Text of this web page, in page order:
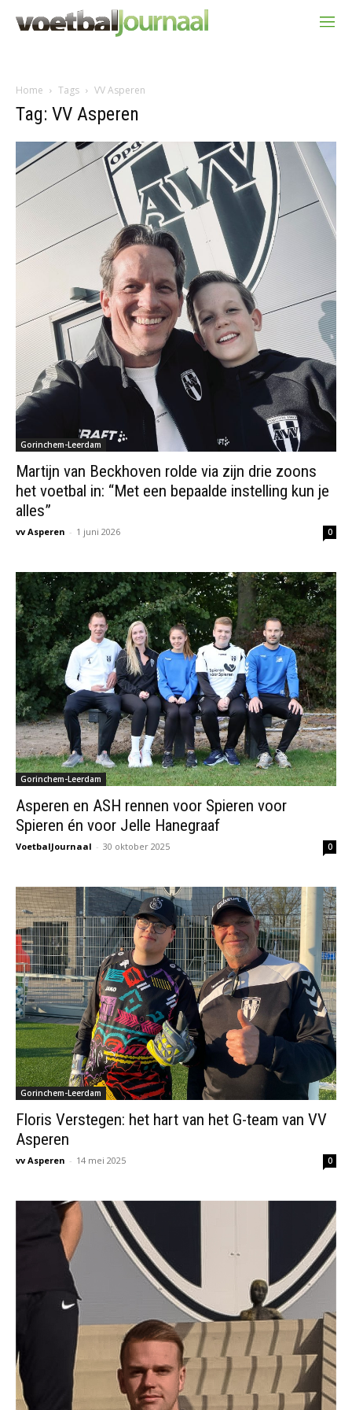
Home Tags VV Asperen
Tag: VV Asperen
Gorinchem-Leerdam
Martijn van Beckhoven rolde via zijn drie zoons
het voetbal in: “Met een bepaalde instelling kun je
alles”
vv Asperen - 1 juni 2026 0
Gorinchem-Leerdam
Asperen en ASH rennen voor Spieren voor
Spieren én voor Jelle Hanegraaf
VoetbalJournaal - 30 oktober 2025 0
Gorinchem-Leerdam
Floris Verstegen: het hart van het G-team van VV
Asperen
vv Asperen - 14 mei 2025 0